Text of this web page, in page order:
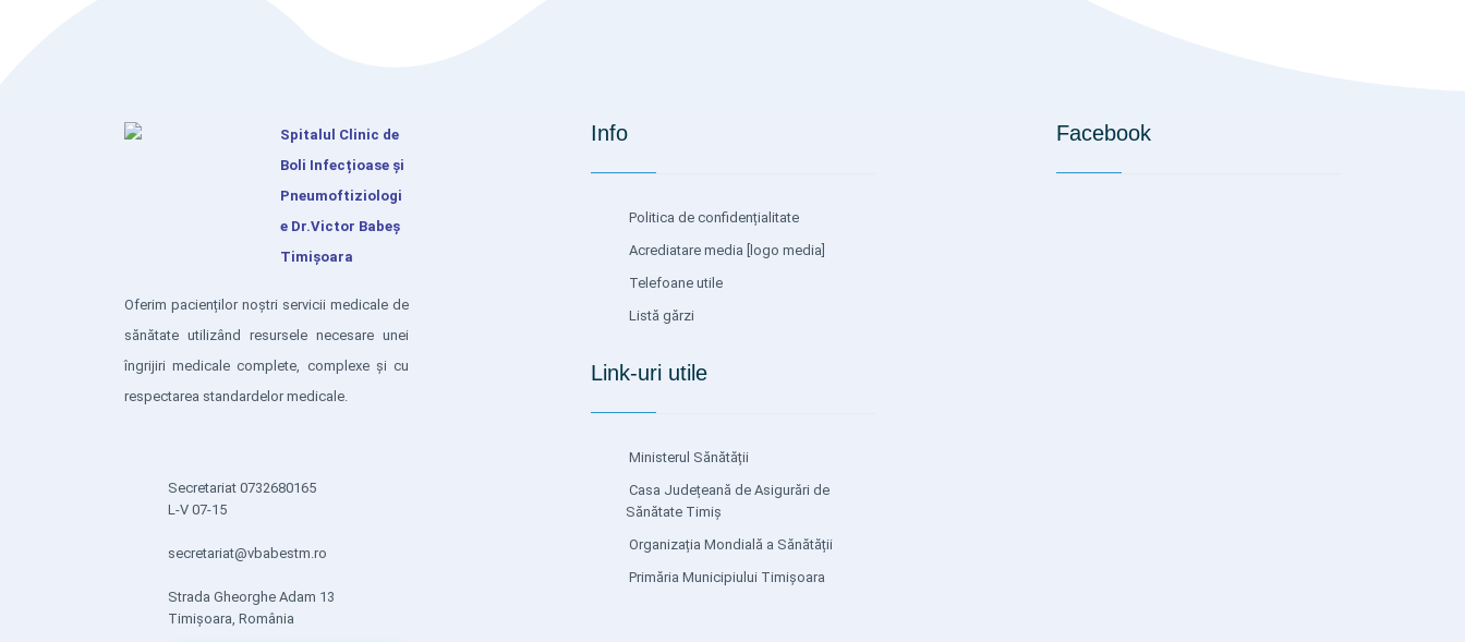
Spitalul Clinic de
Boli Infecțioase și
Pneumoftiziologi
e Dr.Victor Babeș
Timișoara
Oferim pacienților noștri servicii medicale de
sănătate utilizând resursele necesare unei
îngrijiri medicale complete, complexe și cu
respectarea standardelor medicale.
Secretariat 0732680165
L-V 07-15
secretariat@vbabestm.ro
Strada Gheorghe Adam 13
Timișoara, România
Info
Politica de confidențialitate
Acrediatare media [logo media]
Telefoane utile
Listă gărzi
Link-uri utile
Ministerul Sănătății
Casa Județeană de Asigurări de
Sănătate Timiș
Organizația Mondială a Sănătății
Primăria Municipiului Timișoara
Facebook